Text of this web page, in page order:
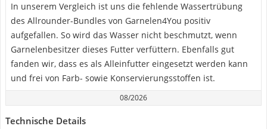
In unserem Vergleich ist uns die fehlende Wassertrübung
des Allrounder-Bundles von Garnelen4You positiv
aufgefallen. So wird das Wasser nicht beschmutzt, wenn
Garnelenbesitzer dieses Futter verfüttern. Ebenfalls gut
fanden wir, dass es als Alleinfutter eingesetzt werden kann
und frei von Farb- sowie Konservierungsstoffen ist.
08/2026
Technische Details